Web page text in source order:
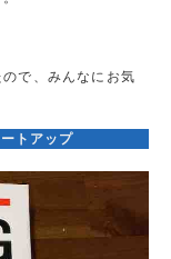
で、みんなにお気
トアップ